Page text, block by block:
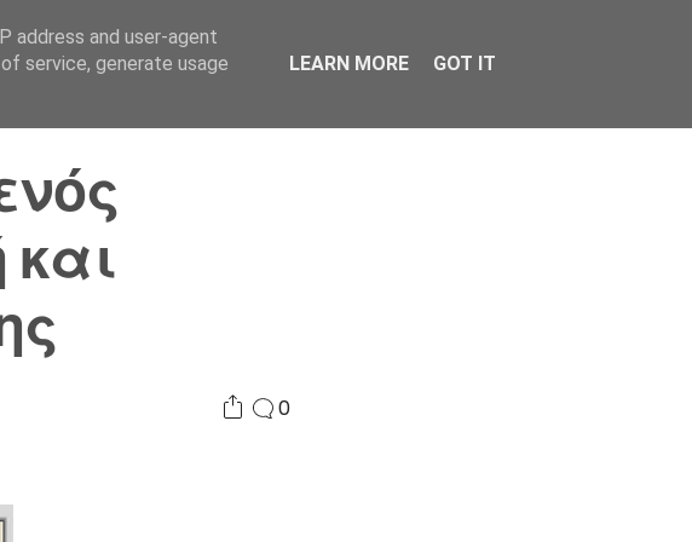
Ελλάδα Συνδικαλισμός Σ.Α. Επικοινωνία Κόσμος
0
address and user-agent
service, generate usage
LEARN MORE GOT IT